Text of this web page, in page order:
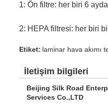
1: Ön filtre: her biri 6
2: HEPA filtresi: her biri
Etiket: laminar hava akımı
İletişim bilgileri
Beijing Silk Road
Services Co.,LTD